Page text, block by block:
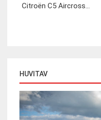
Citroën C5 Aircross...
HUVITAV